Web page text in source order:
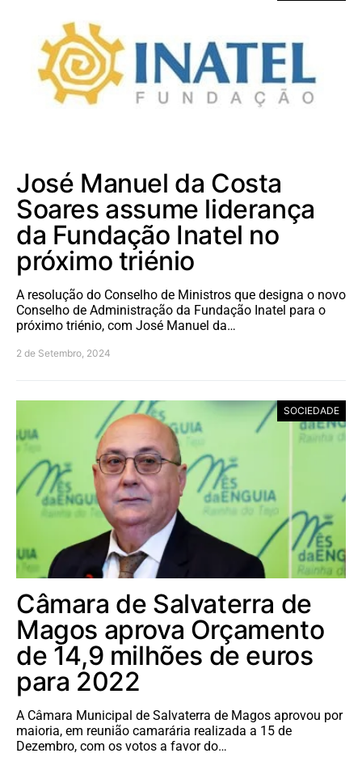
José Manuel da Costa
Soares assume liderança
da Fundação Inatel no
próximo triénio
A resolução do Conselho de Ministros que designa o novo
Conselho de Administração da Fundação Inatel para o
próximo triénio, com José Manuel da…
2 de Setembro, 2024
SOCIEDADE
Câmara de Salvaterra de
Magos aprova Orçamento
de 14,9 milhões de euros
para 2022
A Câmara Municipal de Salvaterra de Magos aprovou por
maioria, em reunião camarária realizada a 15 de
Dezembro, com os votos a favor do…